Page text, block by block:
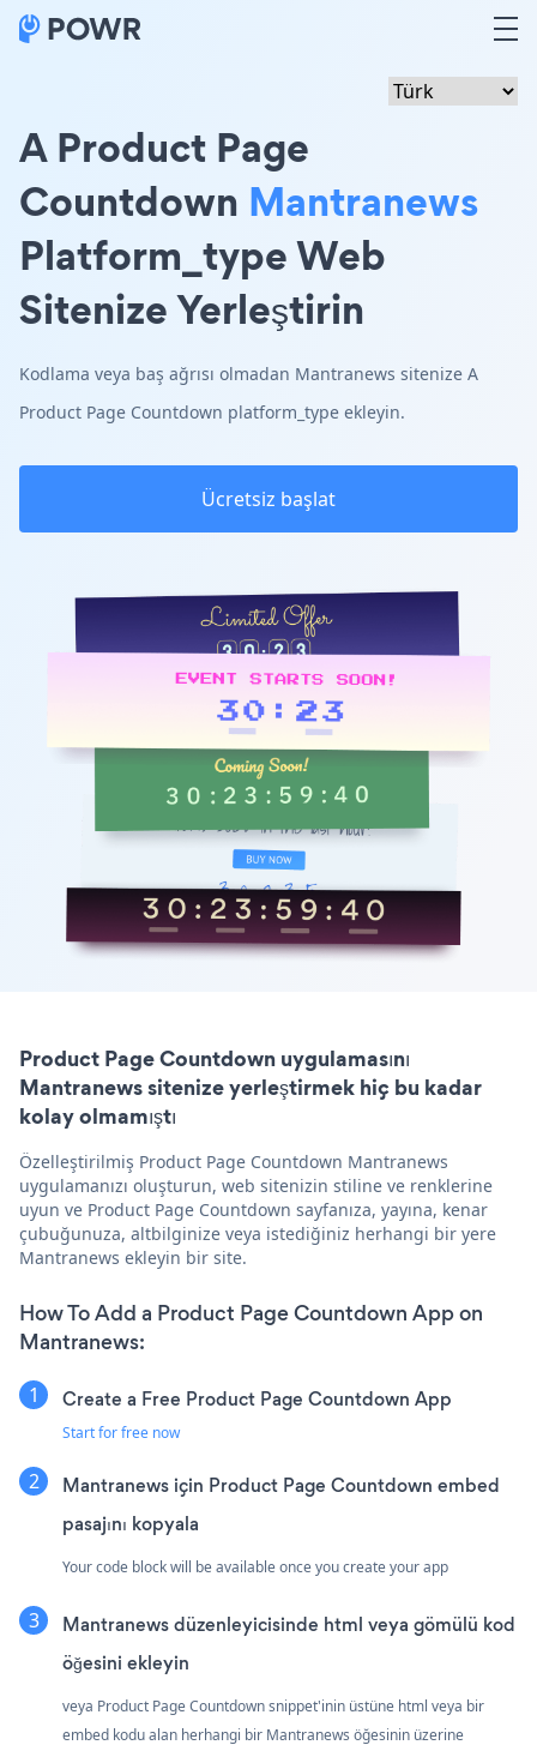
A Product Page
Countdown Mantranews
Platform_type Web
Sitenize Yerleştirin
Kodlama veya baş ağrısı olmadan Mantranews sitenize A
Product Page Countdown platform_type ekleyin.
Ücretsiz başlat
Product Page Countdown uygulamasını
Mantranews sitenize yerleştirmek hiç bu kadar
kolay olmamıştı
Özelleştirilmiş Product Page Countdown Mantranews
uygulamanızı oluşturun, web sitenizin stiline ve renklerine
uyun ve Product Page Countdown sayfanıza, yayına, kenar
çubuğunuza, altbilginize veya istediğiniz herhangi bir yere
Mantranews ekleyin bir site.
How To Add a Product Page Countdown App on
Mantranews:
Create a Free Product Page Countdown App
Start for free now
Mantranews için Product Page Countdown embed
pasajını kopyala
Your code block will be available once you create your app
Mantranews düzenleyicisinde html veya gömülü kod
öğesini ekleyin
veya Product Page Countdown snippet'inin üstüne html veya bir
embed kodu alan herhangi bir Mantranews öğesinin üzerine